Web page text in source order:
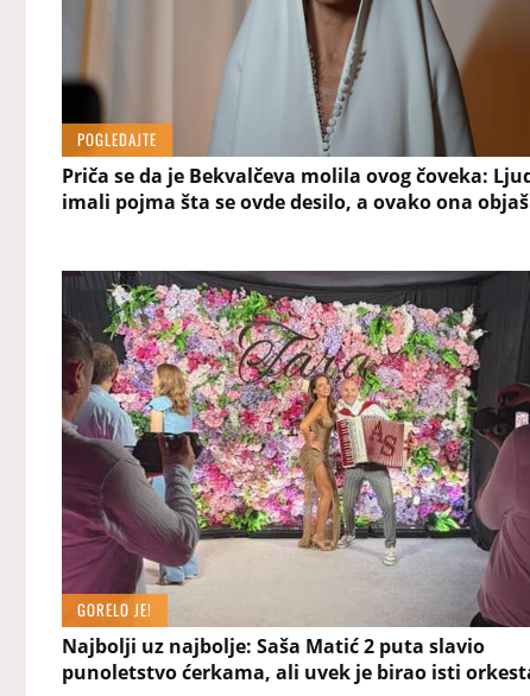
POGLEDAJTE
Priča se da je Bekvalčeva molila ovog čoveka:
imali pojma šta se ovde desilo, a ovako ona
GORELO JE!
Najbolji uz najbolje: Saša Matić 2 puta slavio
punoletstvo ćerkama, ali uvek je birao isti